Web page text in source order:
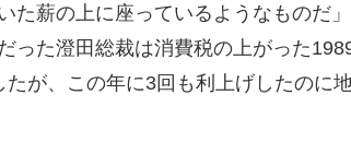
た薪の上に座っているようなものだ
った澄田総裁は消費税の上がった
たが、この年に3回も利上げしたのに